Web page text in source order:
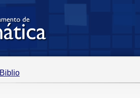
Biblio